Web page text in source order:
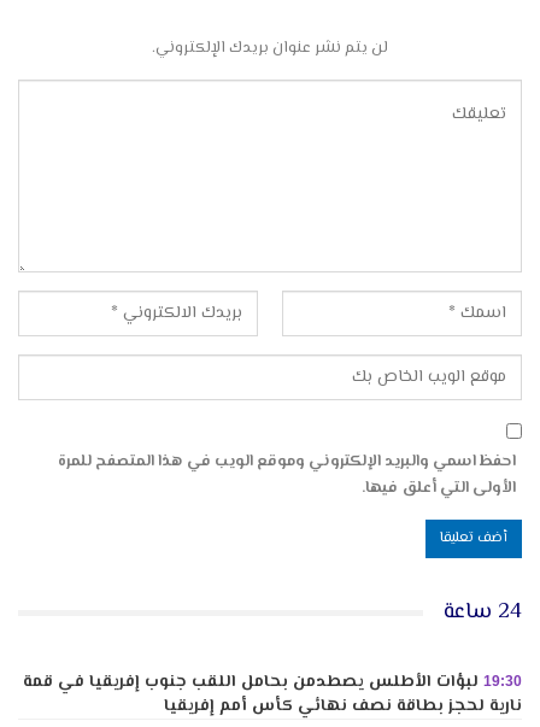
لن يتم نشر عنوان بريدك الإلكتروني.
احفظ اسمي والبريد الإلكتروني وموقع الويب في هذا المتصفح للمرة
الأولى التي أعلق فيها.
24 ساعة
19:30 لبؤات الأطلس يصطدمن بحامل اللقب جنوب إفريقيا في قمة
نارية لحجز بطاقة نصف نهائي كأس أمم إفريقيا